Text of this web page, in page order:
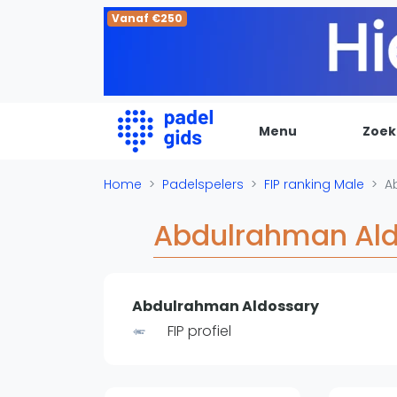
Vanaf €250
Menu
De Padel Gids
Alle padel locaties
Padelwinkels
Organisatie
Merken
Home Padelspelers FIP ranking Male
Abdulrahman
Abdulrahman Aldossary
FIP profiel